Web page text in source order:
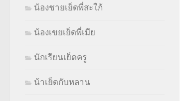
น้องชายเย็ดพี่สะใภ้
น้องเขยเย็ดพี่เมีย
นักเรียนเย็ดครู
น้าเย็ดกับหลาน